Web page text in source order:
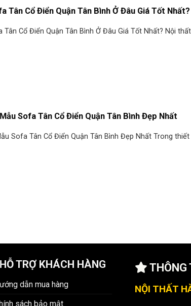
Tân Cổ Điển Quận Tân Bình Ở Đâu Giá Tốt Nhất?
Tân Cổ Điển Quận Tân Bình Ở Đâu Giá Tốt Nhất? Nội
Sofa Tân Cổ Điển Quận Tân Bình Đẹp Nhất
Sofa Tân Cổ Điển Quận Tân Bình Đẹp Nhất Trong thiết
HỖ TRỢ KHÁCH HÀNG
dẫn mua hàng
sách bảo mật
THÔNG
NỘI THẤT